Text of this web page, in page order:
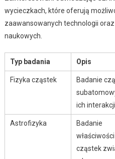
wycieczkach, które oferują
zaawansowanych technologii
naukowych.
Typ badania Opis
Fizyka cząstek
Badanie
ich interakcji
Astrofizyka
Badanie
właściwości
cząstek